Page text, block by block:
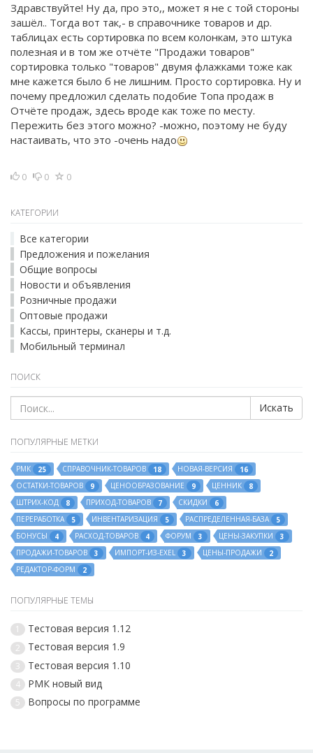
Здравствуйте! Ну да, про это,, может я не с той стороны
зашёл.. Тогда вот так,- в справочнике товаров и др.
таблицах есть сортировка по всем колонкам, это штука
полезная и в том же отчёте "Продажи товаров"
сортировка только "товаров" двумя флажками тоже как
мне кажется было б не лишним. Просто сортировка. Ну и
почему предложил сделать подобие Топа продаж в
Отчёте продаж, здесь вроде как тоже по месту.
Пережить без этого можно? -можно, поэтому не буду
настаивать, что это -очень надо
0 0 0
КАТЕГОРИИ
Все категории
Предложения и пожелания
Общие вопросы
Новости и объявления
Розничные продажи
Оптовые продажи
Кассы, принтеры, сканеры и т.д.
Мобильный терминал
ПОИСК
Искать
ПОПУЛЯРНЫЕ МЕТКИ
РМК 25 СПРАВОЧНИК-ТОВАРОВ 18 НОВАЯ-ВЕРСИЯ
16
ОСТАТКИ-ТОВАРОВ
9 ЦЕНООБРАЗОВАНИЕ 9 ЦЕННИК
8
ШТРИХ-КОД
8 ПРИХОД-ТОВАРОВ 7 СКИДКИ
6
ПЕРЕРАБОТКА
5 ИНВЕНТАРИЗАЦИЯ 5 РАСПРЕДЕЛЕННАЯ-БАЗА
5
БОНУСЫ
4 РАСХОД-ТОВАРОВ 4 ФОРУМ 3 ЦЕНЫ-ЗАКУПКИ
3
ПРОДАЖИ-ТОВАРОВ
3 ИМПОРТ-ИЗ-EXEL 3 ЦЕНЫ-ПРОДАЖИ
2
РЕДАКТОР-ФОРМ
2
ПОПУЛЯРНЫЕ ТЕМЫ
1 Тестовая версия 1.12
2 Тестовая версия 1.9
3 Тестовая версия 1.10
4 РМК новый вид
5 Вопросы по программе